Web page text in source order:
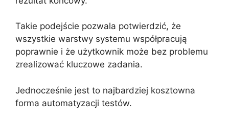
Takie podejście pozwala potwierdzić, że
wszystkie warstwy systemu współpracują
poprawnie i że użytkownik może bez problemu
zrealizować kluczowe zadania.
Jednocześnie jest to najbardziej kosztowna
forma automatyzacji testów.